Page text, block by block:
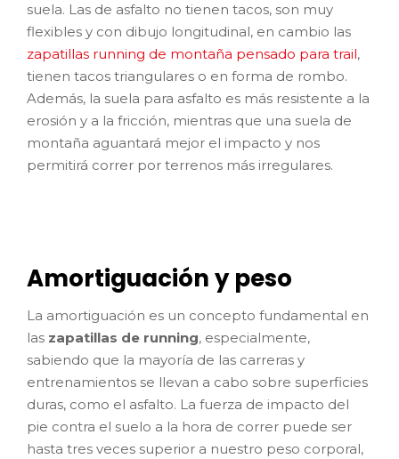
suela. Las de asfalto no tienen tacos, son muy
flexibles y con dibujo longitudinal, en cambio las
zapatillas running de montaña pensado para trail,
tienen tacos triangulares o en forma de rombo.
Además, la suela para asfalto es más resistente a la
erosión y a la fricción, mientras que una suela de
montaña aguantará mejor el impacto y nos
permitirá correr por terrenos más irregulares.
Amortiguación y peso
La amortiguación es un concepto fundamental en
las zapatillas de running, especialmente,
sabiendo que la mayoría de las carreras y
entrenamientos se llevan a cabo sobre superficies
duras, como el asfalto. La fuerza de impacto del
pie contra el suelo a la hora de correr puede ser
hasta tres veces superior a nuestro peso corporal,